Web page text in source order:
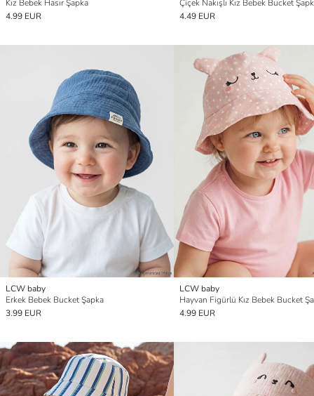
Kız Bebek Hasır Şapka
4.99 EUR
Çiçek Nakışlı Kız Bebek Bucket
4.49 EUR
LCW baby
Erkek Bebek Bucket Şapka
3.99 EUR
LCW baby
Hayvan Figürlü Kız Bebek Bucket
4.99 EUR